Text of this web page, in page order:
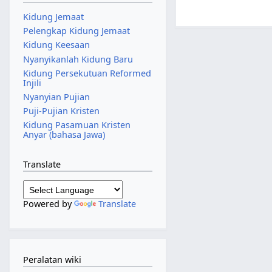
Kidung Jemaat
Pelengkap Kidung Jemaat
Kidung Keesaan
Nyanyikanlah Kidung Baru
Kidung Persekutuan Reformed
Injili
Nyanyian Pujian
Puji-Pujian Kristen
Kidung Pasamuan Kristen
Anyar (bahasa Jawa)
Translate
Powered by Translate
Peralatan wiki